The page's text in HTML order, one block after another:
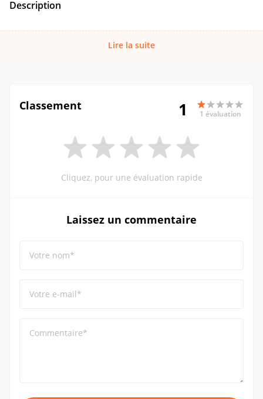
Description
Lire la suite
Classement 1 1 évaluation
Cliquez, pour une évaluation rapide
Laissez un commentaire
Votre nom*
Votre e-mail*
Commentaire*